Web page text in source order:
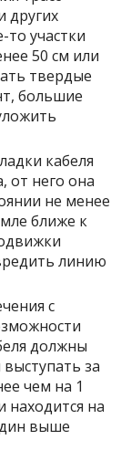
других
то участки
50 см или
твердые
большие
кабеля
от него она
не менее
ближе к
линию
с
должны
за
чем на 1
находится на
выше